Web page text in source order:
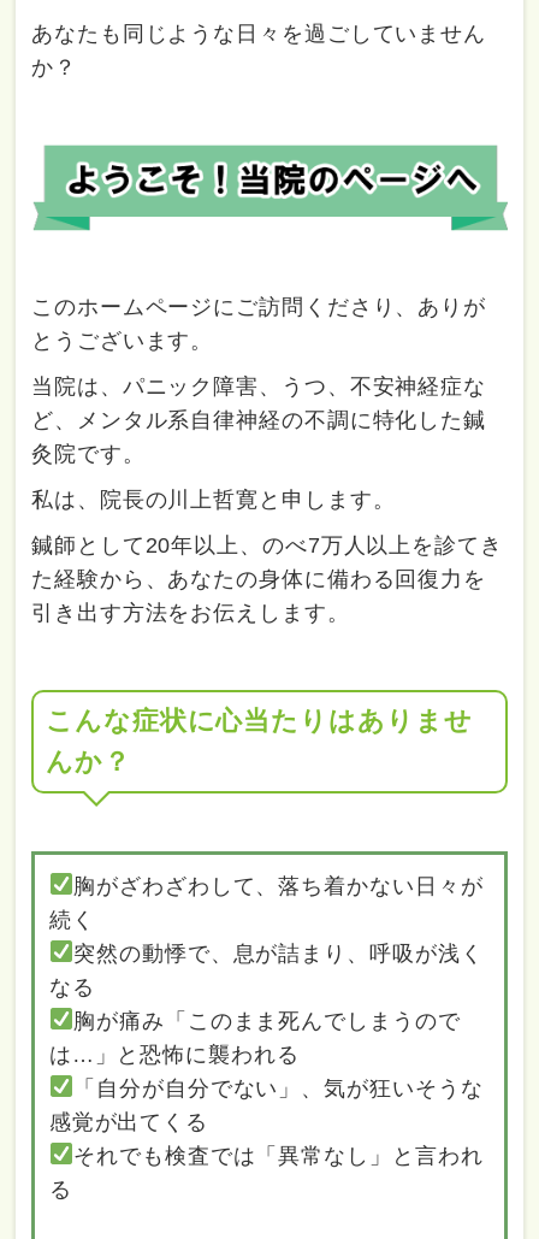
あなたも同じような日々を過ごしていません
か？
このホームページにご訪問くださり、ありが
とうございます。
当院は、パニック障害、うつ、不安神経症な
ど、メンタル系自律神経の不調に特化した鍼
灸院です。
私は、院長の川上哲寛と申します。
鍼師として20年以上、のべ7万人以上を診てき
た経験から、あなたの身体に備わる回復力を
引き出す方法をお伝えします。
こんな症状に心当たりはありませ
んか？
胸がざわざわして、落ち着かない日々が
続く
突然の動悸で、息が詰まり、呼吸が浅く
なる
胸が痛み「このまま死んでしまうので
は…」と恐怖に襲われる
「自分が自分でない」、気が狂いそうな
感覚が出てくる
それでも検査では「異常なし」と言われ
る